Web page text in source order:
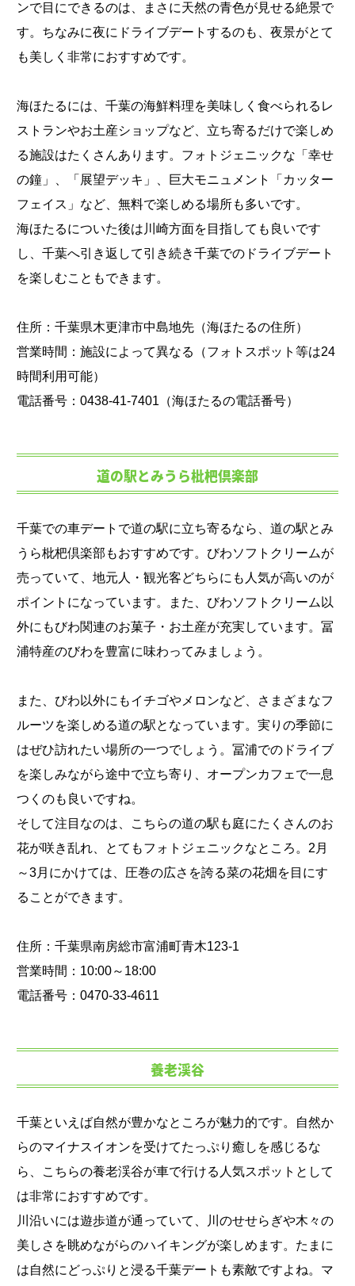
ンで目にできるのは、まさに天然の青色が見せる絶景で
す。ちなみに夜にドライブデートするのも、夜景がとて
も美しく非常におすすめです。
海ほたるには、千葉の海鮮料理を美味しく食べられるレ
ストランやお土産ショップなど、立ち寄るだけで楽しめ
る施設はたくさんあります。フォトジェニックな「幸せ
の鐘」、「展望デッキ」、巨大モニュメント「カッター
フェイス」など、無料で楽しめる場所も多いです。
海ほたるについた後は川崎方面を目指しても良いです
し、千葉へ引き返して引き続き千葉でのドライブデート
を楽しむこともできます。
住所：千葉県木更津市中島地先（海ほたるの住所）
営業時間：施設によって異なる（フォトスポット等は24
時間利用可能）
電話番号：0438-41-7401（海ほたるの電話番号）
道の駅とみうら枇杷倶楽部
千葉での車デートで道の駅に立ち寄るなら、道の駅とみ
うら枇杷倶楽部もおすすめです。びわソフトクリームが
売っていて、地元人・観光客どちらにも人気が高いのが
ポイントになっています。また、びわソフトクリーム以
外にもびわ関連のお菓子・お土産が充実しています。冨
浦特産のびわを豊富に味わってみましょう。
また、びわ以外にもイチゴやメロンなど、さまざまなフ
ルーツを楽しめる道の駅となっています。実りの季節に
はぜひ訪れたい場所の一つでしょう。冨浦でのドライブ
を楽しみながら途中で立ち寄り、オープンカフェで一息
つくのも良いですね。
そして注目なのは、こちらの道の駅も庭にたくさんのお
花が咲き乱れ、とてもフォトジェニックなところ。2月
～3月にかけては、圧巻の広さを誇る菜の花畑を目にす
ることができます。
住所：千葉県南房総市富浦町青木123-1
営業時間：10:00～18:00
電話番号：0470-33-4611
養老渓谷
千葉といえば自然が豊かなところが魅力的です。自然か
らのマイナスイオンを受けてたっぷり癒しを感じるな
ら、こちらの養老渓谷が車で行ける人気スポットとして
は非常におすすめです。
川沿いには遊歩道が通っていて、川のせせらぎや木々の
美しさを眺めながらのハイキングが楽しめます。たまに
は自然にどっぷりと浸る千葉デートも素敵ですよね。マ